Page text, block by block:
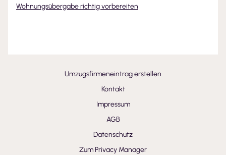
Wohnungsübergabe richtig vorbereiten
Umzugsfirmeneintrag erstellen
Kontakt
Impressum
AGB
Datenschutz
Zum Privacy Manager